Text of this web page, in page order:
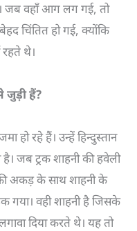
जब वहाँ आग लग गई, तो
चिंतित हो गई, क्योंकि
थे।
जुड़ी हैं?
हो रहे हैं। उन्हें हिन्दुस्तान
जब ट्रक शाहनी की हवेली
अकड़ के साथ शाहनी के
गया। वही शाहनी है जिसके
दिया करते थे। यह तो